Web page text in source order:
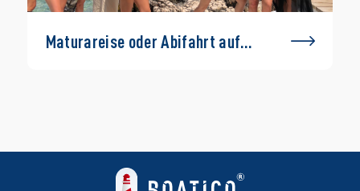
Maturareise oder Abifahrt auf